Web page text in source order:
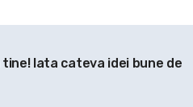
Iata cateva idei bune de